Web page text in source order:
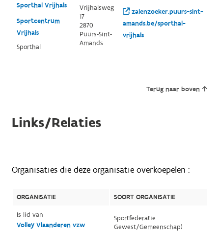
Sporthal Vrijhals
Sportcentrum
Vrijhals
Sporthal
Vrijhalsweg
17
2870
Puurs-Sint-
Amands
zalenzoeker.puurs-sint-
amands.be/sporthal-
vrijhals
Terug naar boven
Links/Relaties
Organisaties die deze organisatie overkoepelen :
ORGANISATIE
SOORT ORGANISATIE
Is lid van
Volley Vlaanderen vzw
Sportfederatie
Gewest/Gemeenschap)